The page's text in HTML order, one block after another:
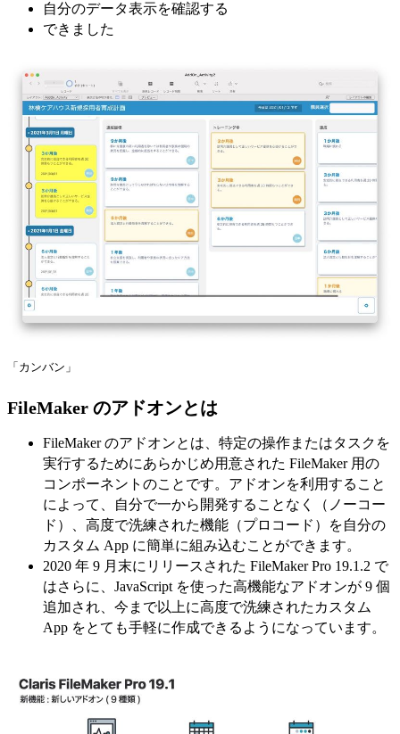
自分のデータ表示を確認する
できました
「カンバン」
FileMaker のアドオンとは
FileMaker のアドオンとは、特定の操作またはタスクを
実行するためにあらかじめ用意された FileMaker 用の
コンポーネントのことです。アドオンを利用すること
によって、自分で一から開発することなく（ノーコー
ド）、高度で洗練された機能（プロコード）を自分の
カスタム App に簡単に組み込むことができます。
2020 年 9 月末にリリースされた FileMaker Pro 19.1.2 で
はさらに、JavaScript を使った高機能なアドオンが 9 個
追加され、今まで以上に高度で洗練されたカスタム
App をとても手軽に作成できるようになっています。